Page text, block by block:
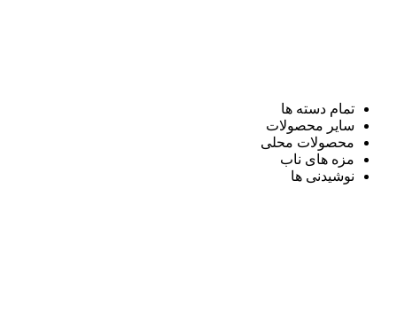
تمام دسته ها
سایر محصولات
محصولات محلی
مزه های ناب
نوشیدنی ها